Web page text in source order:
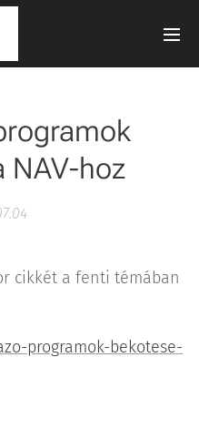
NAV-hoz
cikkét a fenti témában
programok-bekotese-